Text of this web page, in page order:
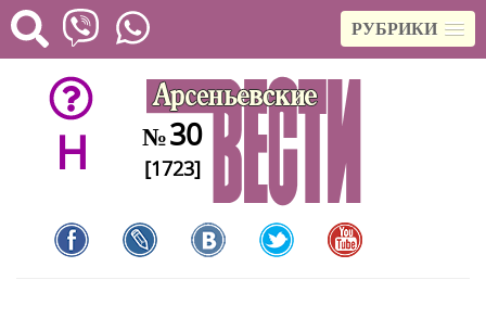
РУБРИКИ
H №30
[1723]